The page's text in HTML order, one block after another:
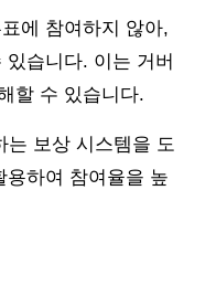
에 참여하지 않아,
습니다. 이는 거버
할 수 있습니다.
는 보상 시스템을 도
용하여 참여율을 높